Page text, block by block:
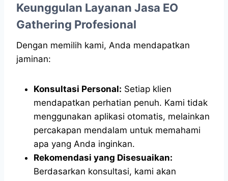
Keunggulan Layanan Jasa EO
Gathering Profesional
Dengan memilih kami, Anda mendapatkan
jaminan:
Konsultasi Personal: Setiap klien
mendapatkan perhatian penuh. Kami tidak
menggunakan aplikasi otomatis, melainkan
percakapan mendalam untuk memahami
apa yang Anda inginkan.
Rekomendasi yang Disesuaikan:
Berdasarkan konsultasi, kami akan